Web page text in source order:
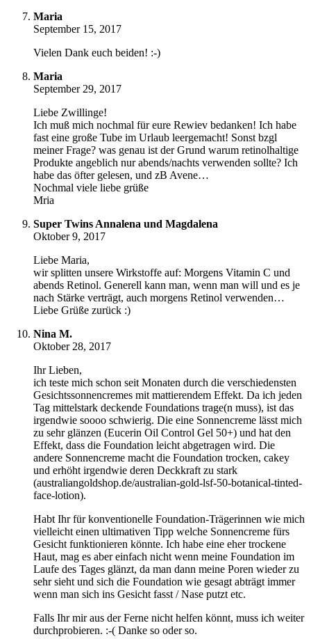
Maria
September 15, 2017
Vielen Dank euch beiden! :-)
Maria
September 29, 2017
Liebe Zwillinge!
Ich muß mich nochmal für eure Rewiev bedanken! Ich habe
fast eine große Tube im Urlaub leergemacht! Sonst bzgl
meiner Frage? was genau ist der Grund warum retinolhaltige
Produkte angeblich nur abends/nachts verwenden sollte? Ich
habe das öfter gelesen, und zB Avene…
Nochmal viele liebe grüße
Mria
Super Twins Annalena und Magdalena
Oktober 9, 2017
Liebe Maria,
wir splitten unsere Wirkstoffe auf: Morgens Vitamin C und
abends Retinol. Generell kann man, wenn man will und es je
nach Stärke verträgt, auch morgens Retinol verwenden…
Liebe Grüße zurück :)
Nina M.
Oktober 28, 2017
Ihr Lieben,
ich teste mich schon seit Monaten durch die verschiedensten
Gesichtssonnencremes mit mattierendem Effekt. Da ich jeden
Tag mittelstark deckende Foundations trage(n muss), ist das
irgendwie soooo schwierig. Die eine Sonnencreme lässt mich
zu sehr glänzen (Eucerin Oil Control Gel 50+) und hat den
Effekt, dass die Foundation leicht abgetragen wird. Die
andere Sonnencreme macht die Foundation trocken, cakey
und erhöht irgendwie deren Deckkraft zu stark
(australiangoldshop.de/australian-gold-lsf-50-botanical-tinted-
face-lotion).
Habt Ihr für konventionelle Foundation-Trägerinnen wie mich
vielleicht einen ultimativen Tipp welche Sonnencreme fürs
Gesicht funktionieren könnte. Ich habe eine eher trockene
Haut, mag es aber einfach nicht wenn meine Foundation im
Laufe des Tages glänzt, da man dann meine Poren wieder zu
sehr sieht und sich die Foundation wie gesagt abträgt immer
wenn man sich ins Gesicht fasst / Nase putzt etc.
Falls Ihr mir aus der Ferne nicht helfen könnt, muss ich weiter
durchprobieren. :-( Danke so oder so.